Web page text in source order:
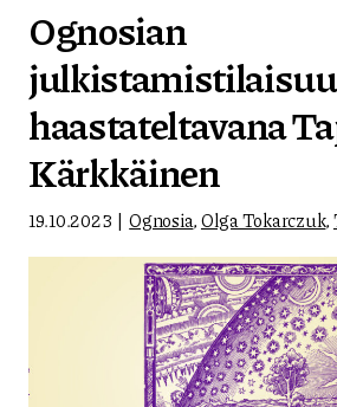
Ognosian
haastateltavana
Kärkkäinen
19.10.2023 Ognosia,Olga Tokarczuk,